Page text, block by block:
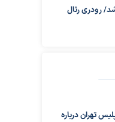
رودری رئال
تهران درباره